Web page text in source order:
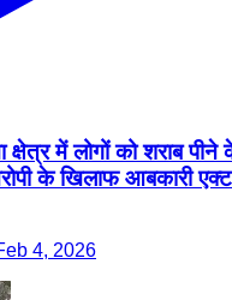
क्षेत्र में लोगों को शराब
के खिलाफ आबकारी
4, 2026